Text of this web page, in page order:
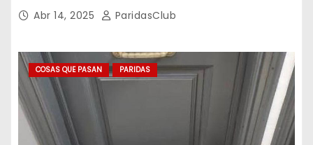
Abr 14, 2025 ParidasClub
COSAS QUE PASAN PARIDAS